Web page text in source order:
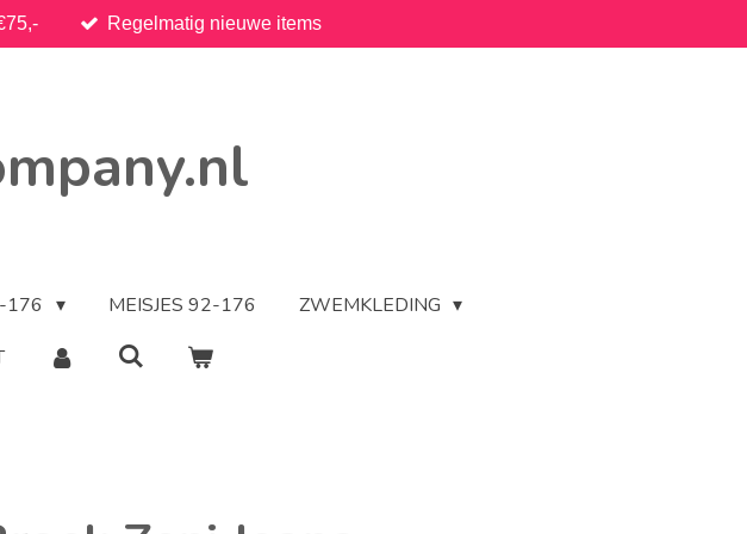
Regelmatig nieuwe items
176 MEISJES 92-176
ZWEMKLEDING